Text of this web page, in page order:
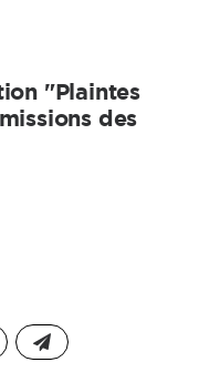
"Plaintes
des